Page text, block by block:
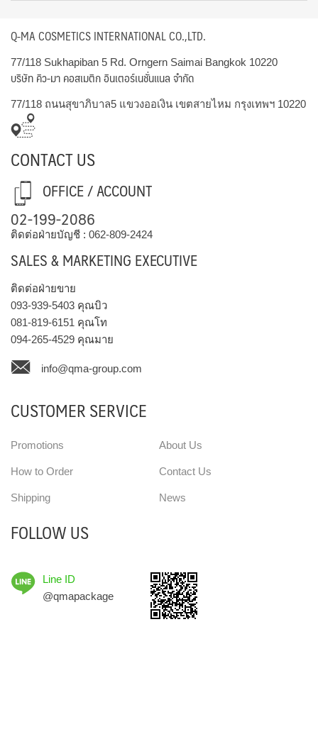
Q-MA COSMETICS INTERNATIONAL CO.,LTD.
77/118 Sukhapiban 5 Rd. Orngern Saimai Bangkok 10220
บริษัท คิว-มา คอสเมติก อินเตอร์เนชั่นแนล จำกัด
77/118 ถนนสุขาภิบาล5 แขวงออเงิน เขตสายไหม กรุงเทพฯ 10220
CONTACT US
OFFICE / ACCOUNT
02-199-2086
ติดต่อฝ่ายบัญชี : 062-809-2424
SALES & MARKETING EXECUTIVE
ติดต่อฝ่ายขาย
093-939-5403 คุณบิว
081-819-6151 คุณโท
094-265-4529 คุณมาย
info@qma-group.com
CUSTOMER SERVICE
Promotions
How to Order
Shipping
About Us
Contact Us
News
FOLLOW US
Line ID
@qmapackage